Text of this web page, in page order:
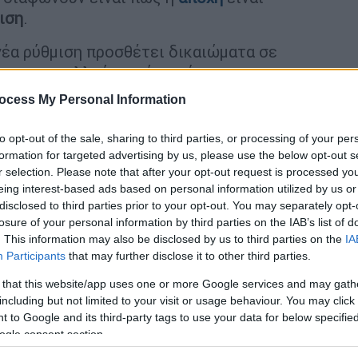
My Personal Information
opt-out of the sale, sharing to third parties, or processing of your
for targeted advertising by us, please use the below opt-out
selection. Please note that after your opt-out request is processed
interest-based ads based on personal information utilized by us
to third parties prior to your opt-out. You may separately
of your personal information by third parties on the IAB’s list of
This information may also be disclosed by us to third parties on the
Participants that may further disclose it to other third parties.
that this website/app uses one or more Google services and may
but not limited to your visit or usage behaviour. You may
to Google and its third-party tags to use your data for below
consent section.
.
ρύθμιση προσθέτει δικαιώματα σε
στους πολλούς, ενώ αυτό που
δεν προσφέρεται για διχασμό και
την κυβερνητική πλευρά τονίζεται
έχει νομοθετηθεί σε 36 χώρες, ενώ
39 χώρες.
ΕπικρατείαςΆκης Σκέρτσος
της Νέας Δημοκρατίας,
στην πολιτική μας αντίληψη και
επειδή πιστεύουμε στην παράδοση και
την εξέλιξη των κοινωνικών
έτσι δημιουργούμε μια πιο ισχυρή
ισχυρό έθνος».
από100 βουλευτές της Νέας